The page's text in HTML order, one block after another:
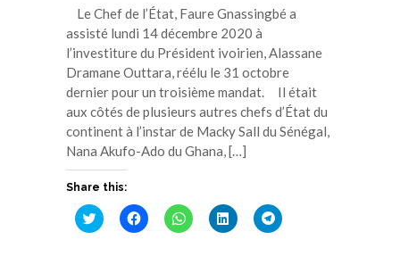
Le Chef de l’État, Faure Gnassingbé a
assisté lundi 14 décembre 2020 à
l’investiture du Président ivoirien, Alassane
Dramane Outtara, réélu le 31 octobre
dernier pour un troisième mandat. Il était
aux côtés de plusieurs autres chefs d’État du
continent à l’instar de Macky Sall du Sénégal,
Nana Akufo-Ado du Ghana, […]
Share this:
Cliquez
pour
Cliquez
pour
Cliquez
pour
Cliquez
pour
Cliquez
pour